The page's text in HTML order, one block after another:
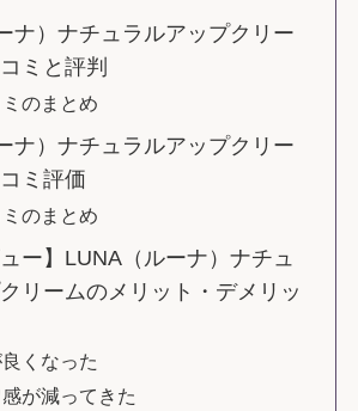
ナ）ナチュラルアップクリー
ミと評判
のまとめ
ナ）ナチュラルアップクリー
ミ評価
のまとめ
ュー】LUNA（ルーナ）ナチュ
リームのメリット・デメリッ
くなった
が減ってきた